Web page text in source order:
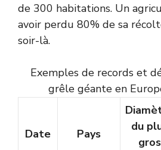
de 300 habitations. Un
avoir perdu 80% de sa
soir-là.
Exemples de records et
grêle géante en
Date Pays
du
gros